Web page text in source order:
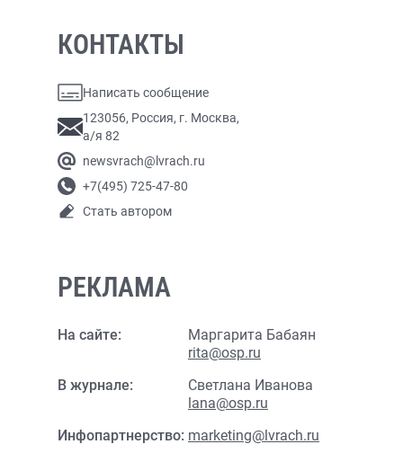
КОНТАКТЫ
Написать сообщение
123056, Россия, г. Москва,
а/я 82
newsvrach@lvrach.ru
+7(495) 725-47-80
Стать автором
РЕКЛАМА
На сайте:
Маргарита Бабаян
rita@osp.ru
В журнале:
Светлана Иванова
lana@osp.ru
Инфопартнерство: marketing@lvrach.ru